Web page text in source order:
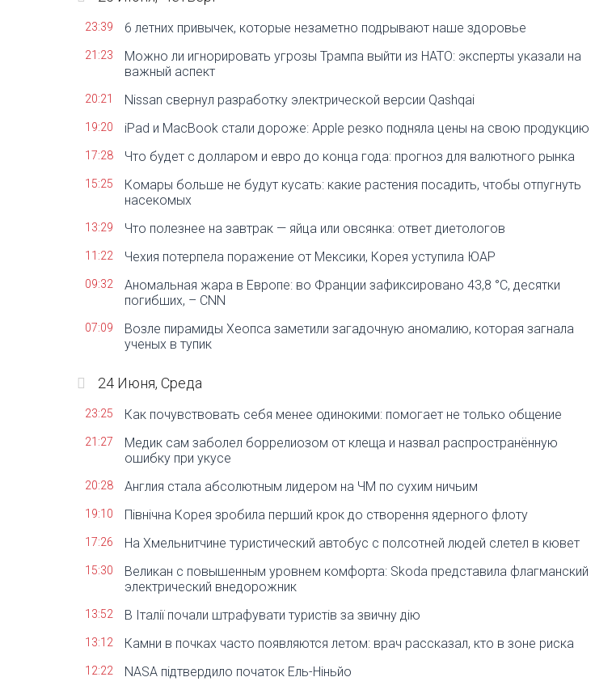
23:39 6 летних привычек, которые незаметно подрывают наше здоровье
21:23
Можно ли игнорировать угрозы Трампа выйти из НАТО: эксперты указали на
важный аспект
20:21 Nissan свернул разработку электрической версии Qashqai
19:20 iPad и MacBook стали дороже: Apple резко подняла цены на свою продукцию
17:28 Что будет с долларом и евро до конца года: прогноз для валютного рынка
15:25
Комары больше не будут кусать: какие растения посадить, чтобы отпугнуть
насекомых
13:29 Что полезнее на завтрак — яйца или овсянка: ответ диетологов
11:22 Чехия потерпела поражение от Мексики, Корея уступила ЮАР
09:32
Аномальная жара в Европе: во Франции зафиксировано 43,8 °C, десятки
погибших, – CNN
07:09
Возле пирамиды Хеопса заметили загадочную аномалию, которая загнала
ученых в тупик
24 Июня, Среда
23:25 Как почувствовать себя менее одинокими: помогает не только общение
21:27
Медик сам заболел боррелиозом от клеща и назвал распространённую
ошибку при укусе
20:28 Англия стала абсолютным лидером на ЧМ по сухим ничьим
19:10 Північна Корея зробила перший крок до створення ядерного флоту
17:26 На Хмельнитчине туристический автобус с полсотней людей слетел в кювет
15:30
Великан с повышенным уровнем комфорта: Skoda представила флагманский
электрический внедорожник
13:52 В Італії почали штрафувати туристів за звичну дію
13:12 Камни в почках часто появляются летом: врач рассказал, кто в зоне риска
12:22 NASA підтвердило початок Ель-Ніньйо